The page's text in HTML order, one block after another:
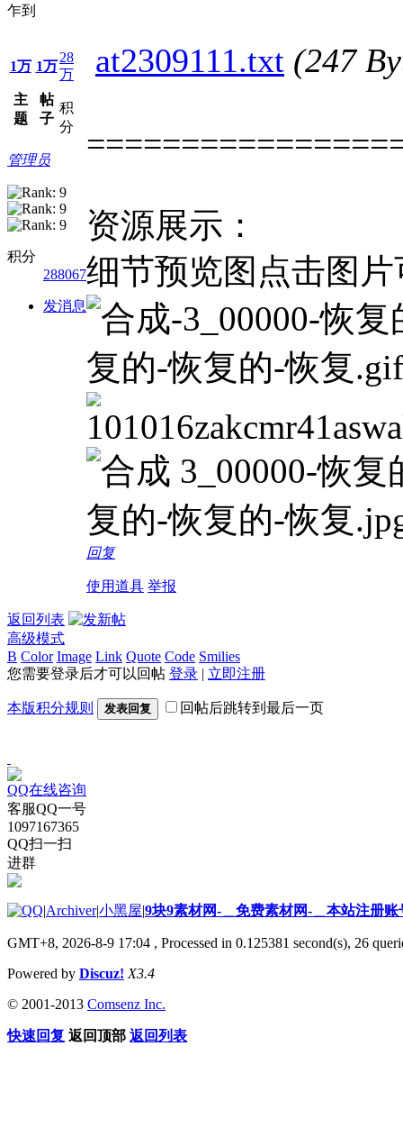
乍到
1万
主
题
1万
帖
子
28
万
积
分
管理员
积分
288067
发消息
at2309111.txt (247
资源展示：
细节预览图点击图
回复
使用道具 举报
返回列表
高级模式
B Color Image Link Quote Code Smilies
您需要登录后才可以回帖 登录 | 立即注册
本版积分规则 发表回复 回帖后跳转到最后一页
QQ在线咨询
客服QQ一号
1097167365
QQ扫一扫
进群
|Archiver|小黑屋|9块9素材网-＿免费素材网-＿本站注册账
GMT+8, 2026-8-9 17:04 , Processed in 0.125381 second(s), 26
Powered by Discuz! X3.4
© 2001-2013 Comsenz Inc.
快速回复 返回顶部 返回列表